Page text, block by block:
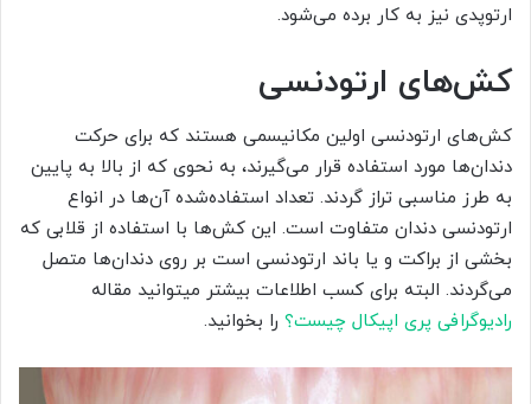
ارتوپدی نیز به کار برده می‌شود.
کش‌های ارتودنسی
کش‌های ارتودنسی اولین مکانیسمی هستند که برای حرکت
دندان‌ها مورد استفاده قرار می‌گیرند، به ‌نحوی‌ که از بالا به پایین
به طرز مناسبی تراز گردند. تعداد استفاده‌شده آن‌ها در انواع
ارتودنسی دندان متفاوت است. این کش‌ها با استفاده از قلابی که
بخشی از براکت و یا باند ارتودنسی است بر روی دندان‌ها متصل
می‌گردند. البته برای کسب اطلاعات بیشتر میتوانید مقاله
رادیوگرافی پری اپیکال چیست؟ را بخوانید.